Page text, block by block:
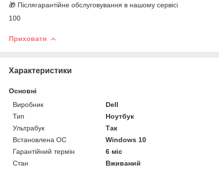
🎁 Післягарантійне обслуговування в нашому сервісі
100
Приховати
Характеристики
Основні
Виробник
Dell
Тип
Ноутбук
Ультрабук
Так
Встановлена ОС
Windows 10
Гарантійний термін
6 міс
Стан
Вживаний